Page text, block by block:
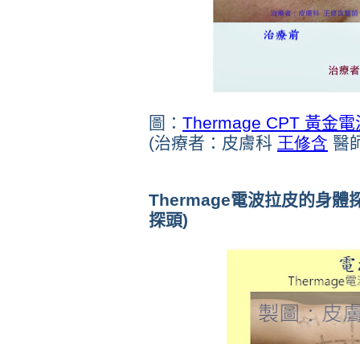
圖： Thermage CPT 黃金電
(治療者：皮膚科 王修含 醫
Thermage電波拉皮的身體
探頭)